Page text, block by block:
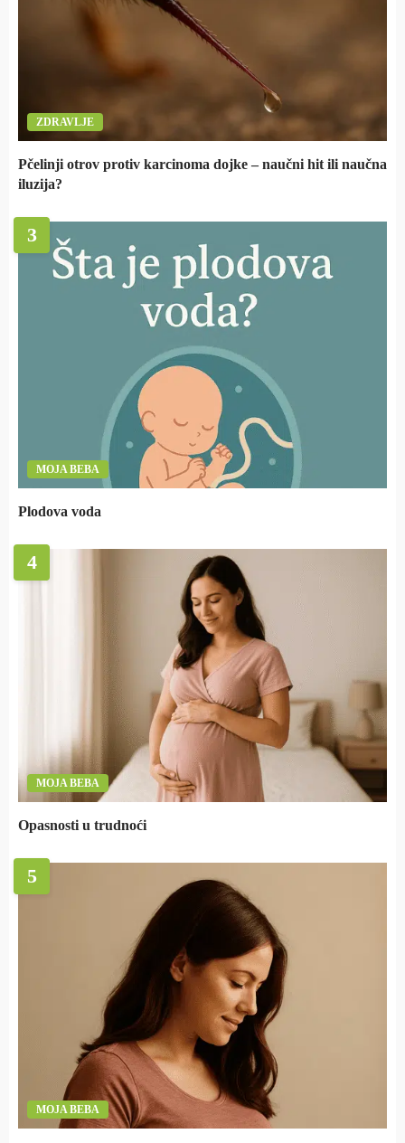
ZDRAVLJE
Pčelinji otrov protiv karcinoma dojke – naučni hit ili naučna
iluzija?
3
MOJA BEBA
Plodova voda
4
MOJA BEBA
Opasnosti u trudnoći
5
MOJA BEBA